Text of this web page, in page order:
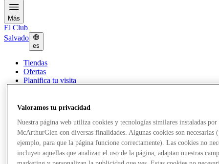
Más
El Club
Salvado
es
Tiendas
Ofertas
Planifica tu visita
Tarjetas regalo
Más
Valoramos tu privacidad
Nuestra página web utiliza cookies y tecnologías similares instaladas por
McArthurGlen con diversas finalidades. Algunas cookies son necesarias
ejemplo, para que la página funcione correctamente). Las cookies no
incluyen aquellas que analizan el uso de la página, adaptan nuestras